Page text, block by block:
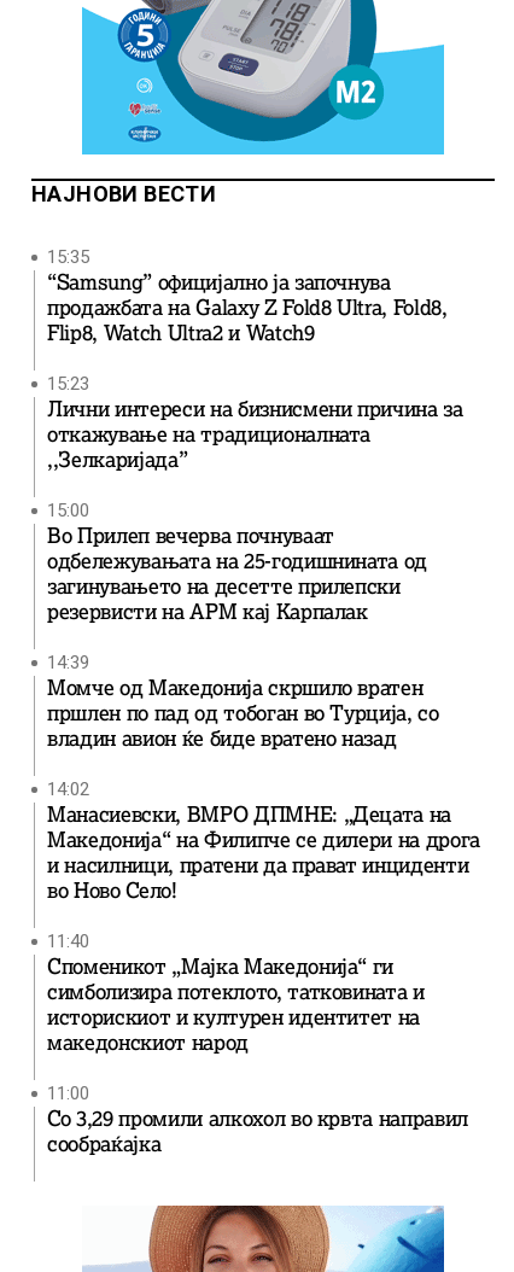
НАЈНОВИ ВЕСТИ
15:35
“Samsung” официјално ја започнува
продажбата на Galaxy Z Fold8 Ultra, Fold8,
Flip8, Watch Ultra2 и Watch9
15:23
Лични интереси на бизнисмени причина за
откажување на традиционалната
,,Зелкаријада”
15:00
Во Прилеп вечерва почнуваат
одбележувањата на 25-годишнината од
загинувањето на десетте прилепски
резервисти на АРМ кај Карпалак
14:39
Момче од Македонија скршило вратен
пршлен по пад од тобоган во Турција, со
владин авион ќе биде вратенo назад
14:02
Манасиевски, ВМРО ДПМНЕ: „Децата на
Македонија“ на Филипче се дилери на дрога
и насилници, пратени да прават инциденти
во Ново Село!
11:40
Споменикот „Мајка Македонија“ ги
симболизира потеклото, татковината и
историскиот и културен идентитет на
македонскиот народ
11:00
Со 3,29 промили алкохол во крвта направил
сообраќајка